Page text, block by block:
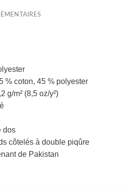
% coton, 45 % polyester
g/m² (8,5 oz/y²)
dos
côtelés à double piqûre
de Pakistan